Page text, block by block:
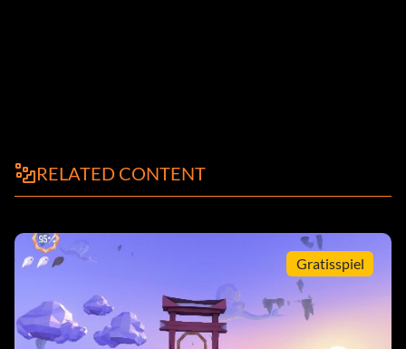
RELATED CONTENT
Gratisspiel